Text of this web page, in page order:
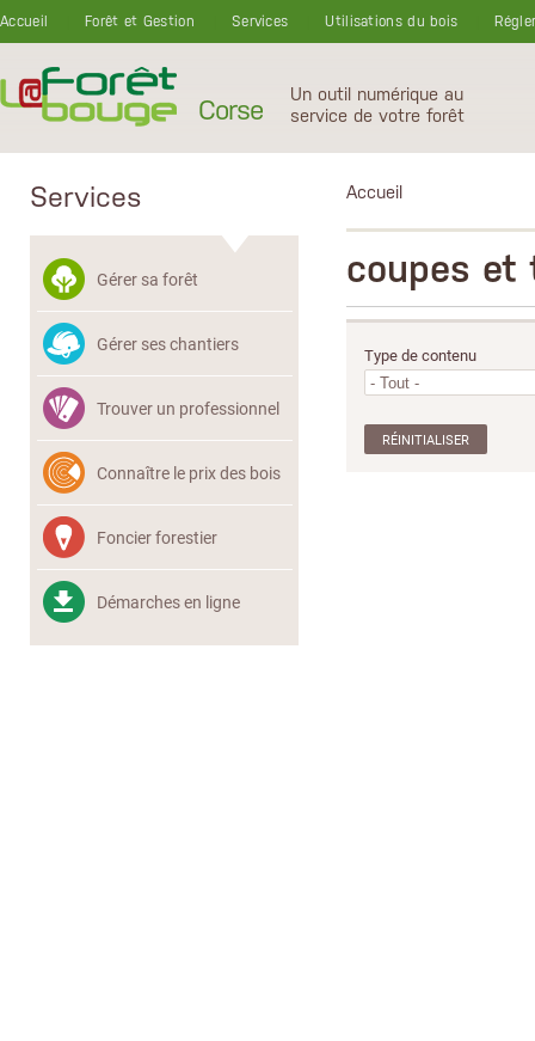
Accueil
Forêt et Gestion Services Utilisations du bois
Corse
Un outil numérique au
service de votre forêt
Services
Gérer sa forêt
Gérer ses chantiers
Trouver un professionnel
Connaître le prix des bois
Foncier forestier
Démarches en ligne
Accueil
coupes et
Type de contenu